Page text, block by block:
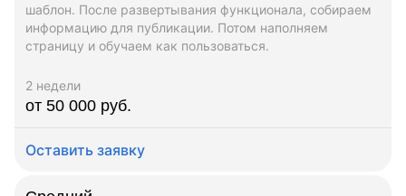
шаблон. После развертывания функционала, собираем
информацию для публикации. Потом наполняем
страницу и обучаем как пользоваться.
2 недели
от 50 000 руб.
Оставить заявку